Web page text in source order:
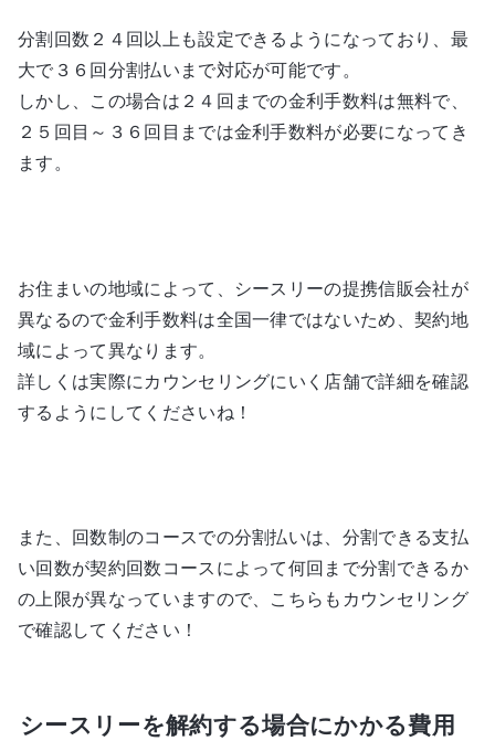
分割回数２４回以上も設定できるようになっており、最
大で３６回分割払いまで対応が可能です。
しかし、この場合は２４回までの金利手数料は無料で、
２５回目～３６回目までは金利手数料が必要になってき
ます。
お住まいの地域によって、シースリーの提携信販会社が
異なるので金利手数料は全国一律ではないため、契約地
域によって異なります。
詳しくは実際にカウンセリングにいく店舗で詳細を確認
するようにしてくださいね！
また、回数制のコースでの分割払いは、分割できる支払
い回数が契約回数コースによって何回まで分割できるか
の上限が異なっていますので、こちらもカウンセリング
で確認してください！
シースリーを解約する場合にかかる費用